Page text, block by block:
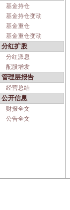
基金持仓
基金持仓变动
基金重仓
基金重仓变动
分红扩股
分红派息
配股增发
管理层报告
经营总结
公开信息
财报全文
公告全文